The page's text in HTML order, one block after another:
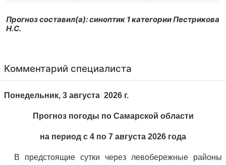
Прогноз составил(а): синоптик 1 категории Пестрикова
Н.С.
Комментарий специалиста
Понедельник, 3 августа 2026 г.
Прогноз погоды по Самарской области
на период с 4 по 7 августа 2026 года
В предстоящие сутки через левобережные районы